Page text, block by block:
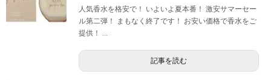
人気香水を格安で！ いよいよ夏本番！ 激安サマーセー
ル第二弾！ まもなく終了です！ お安い価格で香水をご
提供！ ...
記事を読む